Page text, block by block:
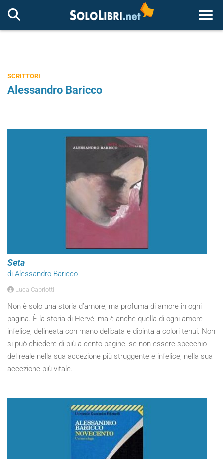
SCRITTORI
Alessandro Baricco
Seta
di Alessandro Baricco
Luca Capriotti
Non è solo una storia d’amore, ma profuma di amore in ogni
pagina. È la storia di Hervè, ma è anche quella di ogni amore
infelice, delineata con mano delicata e dipinta a colori tenui. Non
si può chiedere di più a cento pagine, se non essere specchio
del reale nella sua accezione più struggente e infelice, nella sua
accezione più vitale.